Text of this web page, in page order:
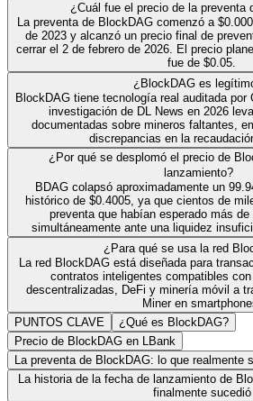
¿Cuál fue el precio de la preventa
La preventa de BlockDAG comenzó a
de 2023 y alcanzó un precio final de
cerrar el 2 de febrero de 2026. El precio
fue de $0.05.
¿BlockDAG es
BlockDAG tiene tecnología real auditada por
investigación de DL News en 2026
documentadas sobre mineros faltantes,
discrepancias en la
¿Por qué se desplomó el precio de
lanzamiento?
BDAG colapsó aproximadamente un
histórico de $0.4005, ya que cientos de
preventa que habían esperado más
simultáneamente ante una liquidez
¿Para qué se usa la red
La red BlockDAG está diseñada para
contratos inteligentes compatibles
descentralizadas, DeFi y minería móvil a
Miner en
PUNTOS CLAVE
¿Qué es BlockDAG?
Precio de BlockDAG en LBank
La preventa de BlockDAG: lo que realmente
La historia de la fecha de lanzamiento de
finalmente sucedió